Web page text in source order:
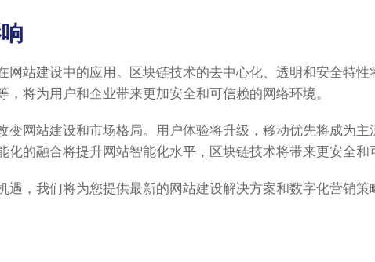
网站建设中的应用。区块链技术的去中心化、透明和安全特
将为用户和企业带来更加安全和可信赖的网络环境。
变网站建设和市场格局。用户体验将升级，移动优先将成为
化的融合将提升网站智能化水平，区块链技术将带来更安全和
遇，我们将为您提供最新的网站建设解决方案和数字化营销